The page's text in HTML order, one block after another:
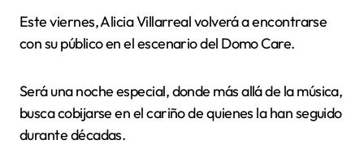
Este viernes, Alicia Villarreal volverá a encontrarse
con su público en el escenario del Domo Care.
Será una noche especial, donde más allá de la música,
busca cobijarse en el cariño de quienes la han seguido
durante décadas.